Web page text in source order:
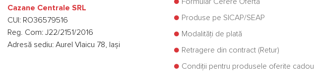
Cazane Centrale SRL
CUI: RO36579516
Reg. Com: J22/2151/2016
Adresă sediu: Aurel Vlaicu 78, Iași
Produse pe SICAP/SEAP
Modalități de plată
Retragere din contract (Retur)
Condiții pentru produsele oferite cadou